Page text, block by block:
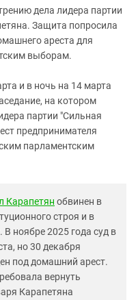
дела лидера партии
Защита попросила
ареста для
выборам.
и в ночь на 14 марта
на котором
партии "Сильная
предпринимателя
парламентским
Карапетян обвинен в
строя и в
ноябре 2025 года суд в
но 30 декабря
под домашний арест.
вернуть
Карапетяна